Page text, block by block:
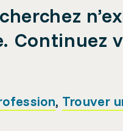
Continuez
, Trouver